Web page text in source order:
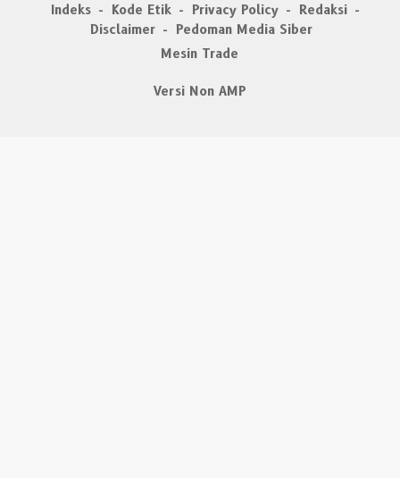
Indeks Kode Etik Privacy Policy
Redaksi
Disclaimer
Pedoman Media Siber
Mesin Trade
Versi Non AMP